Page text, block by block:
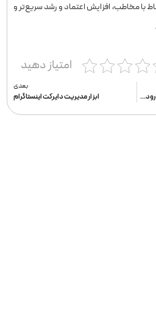
با مخاطب، افزایش اعتماد و رشد سریع‌تر و
امتیاز دهید
تاثیر دایرکت هوشمند بر روی افزایش ورودی از اکسپلور
بعدی
ابزار مدیریت دایرکت اینستاگرام